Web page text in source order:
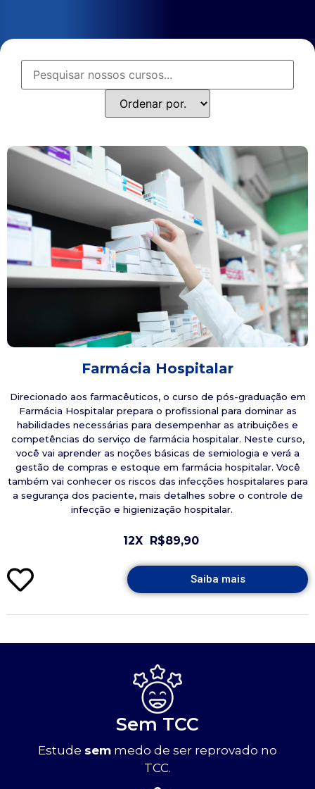
Farmácia Hospitalar
Direcionado aos farmacêuticos, o curso de pós-graduação em
Farmácia Hospitalar prepara o profissional para dominar as
habilidades necessárias para desempenhar as atribuições e
competências do serviço de farmácia hospitalar. Neste curso,
você vai aprender as noções básicas de semiologia e verá a
gestão de compras e estoque em farmácia hospitalar. Você
também vai conhecer os riscos das infecções hospitalares para
a segurança dos paciente, mais detalhes sobre o controle de
infecção e higienização hospitalar.
12X R$89,90
Saiba mais
Sem TCC
Estude sem medo de ser reprovado no
TCC.